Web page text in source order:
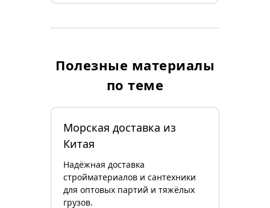
Полезные материалы
по теме
Морская доставка из
Китая
Надёжная доставка
стройматериалов и сантехники
для оптовых партий и тяжёлых
грузов.